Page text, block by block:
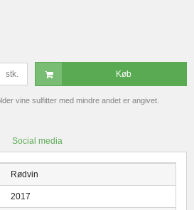
stk. Køb
vine sulfitter med mindre andet er angivet.
Social media
Rødvin
2017